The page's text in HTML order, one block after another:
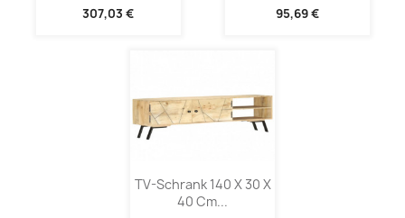
307,03 € 95,69 €
TV-Schrank 140 X 30 X
40 Cm...